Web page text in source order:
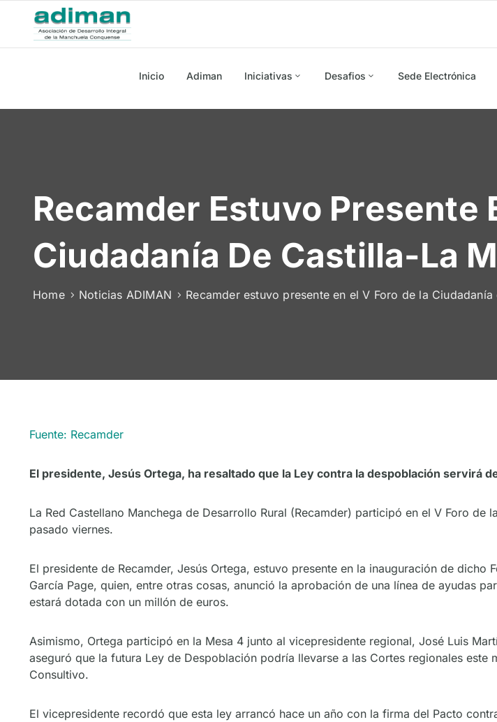
Inicio Adiman Iniciativas Desafios Sede Electrónica
Recamder Estuvo Presente
Ciudadanía De Castilla-La
Home Noticias ADIMAN Recamder estuvo presente en el V Foro de la
Fuente: Recamder
El presidente, Jesús Ortega, ha resaltado que la Ley contra la despoblación servirá
La Red Castellano Manchega de Desarrollo Rural (Recamder) participó en el V Foro
pasado viernes.
El presidente de Recamder, Jesús Ortega, estuvo presente en la inauguración de
García Page, quien, entre otras cosas, anunció la aprobación de una línea de ayudas
estará dotada con un millón de euros.
Asimismo, Ortega participó en la Mesa 4 junto al vicepresidente regional, José Luis
aseguró que la futura Ley de Despoblación podría llevarse a las Cortes regionales
Consultivo.
El vicepresidente recordó que esta ley arrancó hace un año con la firma del Pacto